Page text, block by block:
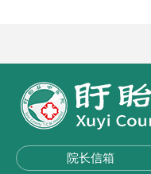
院长信箱